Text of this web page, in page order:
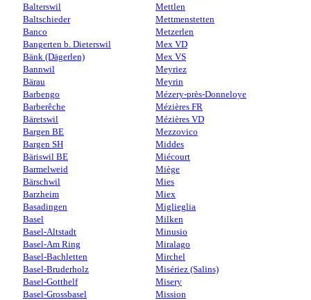
Balterswil
Baltschieder
Banco
Bangerten b. Dieterswil
Bänk (Dägerlen)
Bannwil
Bärau
Barbengo
Barberêche
Bäretswil
Bargen BE
Bargen SH
Bäriswil BE
Barmelweid
Bärschwil
Barzheim
Basadingen
Basel
Basel-Altstadt
Basel-Am Ring
Basel-Bachletten
Basel-Bruderholz
Basel-Gotthelf
Basel-Grossbasel
Mettlen
Mettmenstetten
Metzerlen
Mex VD
Mex VS
Meyriez
Meyrin
Mézery-près-Donneloye
Mézières FR
Mézières VD
Mezzovico
Middes
Miécourt
Miège
Mies
Miex
Miglieglia
Milken
Minusio
Miralago
Mirchel
Misériez (Salins)
Misery
Mission